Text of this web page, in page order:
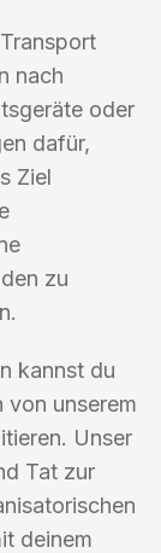
nach
oder
dafür,
Ziel
zu
kannst du
von unserem
Unser
Tat zur
deinem